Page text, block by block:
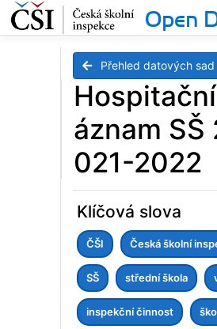
Open
Přehled datových sad
áznam SŠ
021-2022
Klíčová slova
ČŠI Česká školní
SŠ střední škola
inspekční činnost